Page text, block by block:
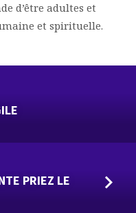
d’être adultes et
et spirituelle.
PRIEZ LE